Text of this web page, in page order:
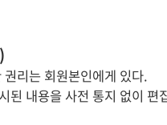
리는 회원본인에게 있다.
내용을 사전 통지 없이 편